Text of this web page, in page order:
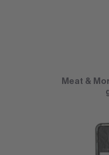
Meat &